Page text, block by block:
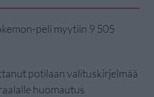
peli myytiin 9 505
potilaan valituskirjelmää
huomautus